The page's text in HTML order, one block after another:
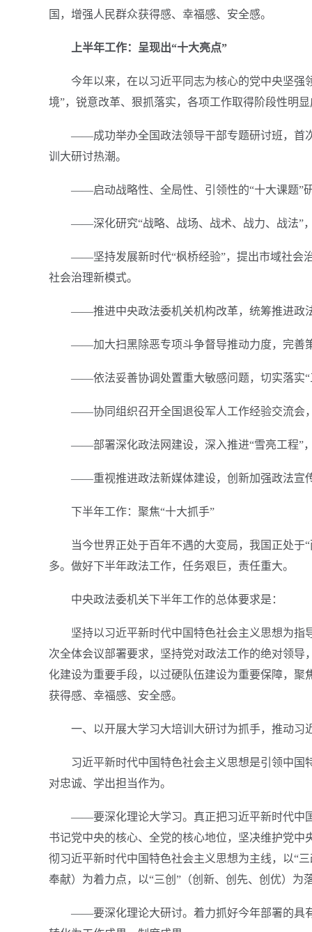
国，增强人民群众获得感、幸福感、安全感。
上半年工作：呈现出“十大亮点”
今年以来，在以习近平同志为核心的党中央坚强
境”，锐意改革、狠抓落实，各项工作取得阶段性明
——成功举办全国政法领导干部专题研讨班，首
训大研讨热潮。
——启动战略性、全局性、引领性的“十大课题”
——深化研究“战略、战场、战术、战力、战法”
——坚持发展新时代“枫桥经验”，提出市域社会
社会治理新模式。
——推进中央政法委机关机构改革，统筹推进政
——加大扫黑除恶专项斗争督导推动力度，完善
——依法妥善协调处置重大敏感问题，切实落实“
——协同组织召开全国退役军人工作经验交流会
——部署深化政法网建设，深入推进“雪亮工程”
——重视推进政法新媒体建设，创新加强政法宣
下半年工作：聚焦“十大抓手”
当今世界正处于百年不遇的大变局，我国正处
多。做好下半年政法工作，任务艰巨，责任重大。
中央政法委机关下半年工作的总体要求是：
坚持以习近平新时代中国特色社会主义思想为
次全体会议部署要求，坚持党对政法工作的绝对领
化建设为重要手段，以过硬队伍建设为重要保障，
获得感、幸福感、安全感。
一、以开展大学习大培训大研讨为抓手，推动习
习近平新时代中国特色社会主义思想是引领中
对忠诚、学出担当作为。
——要深化理论大学习。真正把习近平新时代中
书记党中央的核心、全党的核心地位，坚决维护党中
彻习近平新时代中国特色社会主义思想为主线，以“
奉献）为着力点，以“三创”（创新、创先、创优）
——要深化理论大研讨。着力抓好今年部署的具